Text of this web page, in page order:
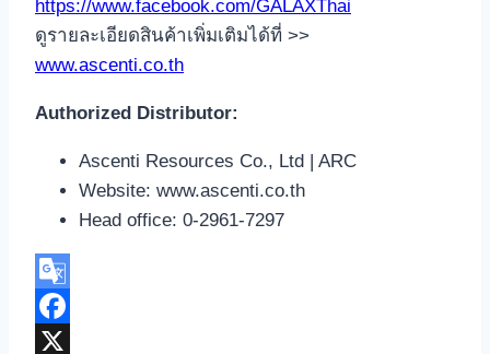
https://www.facebook.com/GALAXThai
ดูรายละเอียดสินค้าเพิ่มเติมได้ที่ >>
www.ascenti.co.th
Authorized Distributor:
Ascenti Resources Co., Ltd | ARC
Website: www.ascenti.co.th
Head office: 0-2961-7297
Google
Translate
Facebook